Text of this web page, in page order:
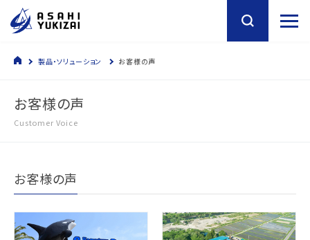
製品・ソリューション お客様の声
お客様の声
Customer Voice
お客様の声